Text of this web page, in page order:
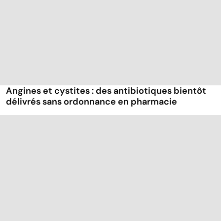
Angines et cystites : des antibiotiques bientôt
délivrés sans ordonnance en pharmacie